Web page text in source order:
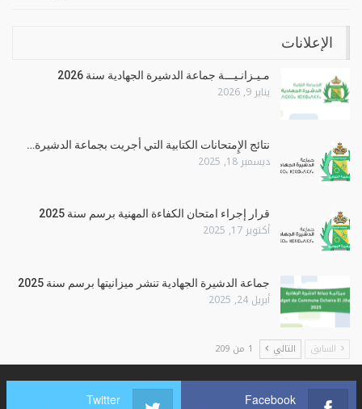
الإعلانات
مـيـزانـيـــة جماعة الدشيرة الجهادية سنة 2026
يناير 9, 2026
نتائج الإِمتحانات الكتابية التي أجريت بجماعة الدشيرة…
ديسمبر 18, 2025
قرار إجراء امتحان الكفاءة المهنية برسم سنة 2025
أكتوبر 17, 2025
جماعة الدشيرة الجهادية تنشر ميزانيتها برسم سنة 2025
أبريل 24, 2025
السابق التالي 1 من 209
Facebook
Twitter